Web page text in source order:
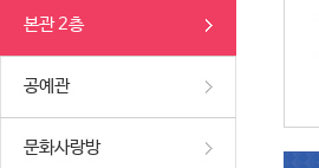
본관 2층
공예관
문화사랑방